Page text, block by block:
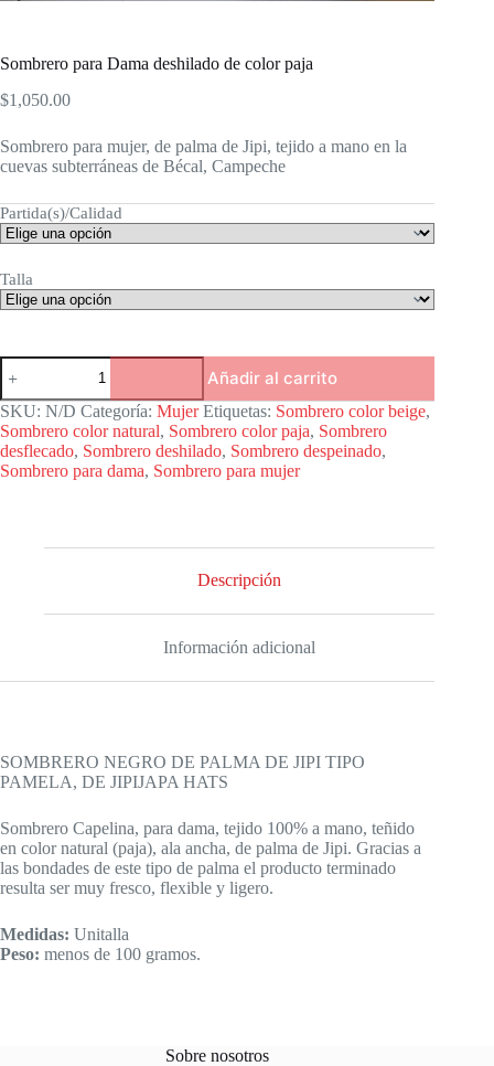
Sombrero para Dama deshilado de color paja
$1,050.00
Sombrero para mujer, de palma de Jipi, tejido a mano en la
cuevas subterráneas de Bécal, Campeche
Partida(s)/Calidad
Talla
Sombrero
para
Dama
deshilado
de
color
paja
Añadir al carrito
SKU: N/D Categoría: Mujer Etiquetas: Sombrero color beige,
Sombrero color natural, Sombrero color paja, Sombrero
desflecado, Sombrero deshilado, Sombrero despeinado,
Sombrero para dama, Sombrero para mujer
Descripción
Información adicional
SOMBRERO NEGRO DE PALMA DE JIPI TIPO
PAMELA, DE JIPIJAPA HATS
Sombrero Capelina, para dama, tejido 100% a mano, teñido
en color natural (paja), ala ancha, de palma de Jipi. Gracias a
las bondades de este tipo de palma el producto terminado
resulta ser muy fresco, flexible y ligero.
Medidas: Unitalla
Peso: menos de 100 gramos.
Sobre nosotros